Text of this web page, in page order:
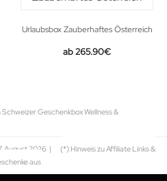
Urlaubsbox Zauberhaftes Österreich
265.90€
Geschenkbox Wellness &
August 2026 |
(*) Hinweis zu Affiliate Links &
aus